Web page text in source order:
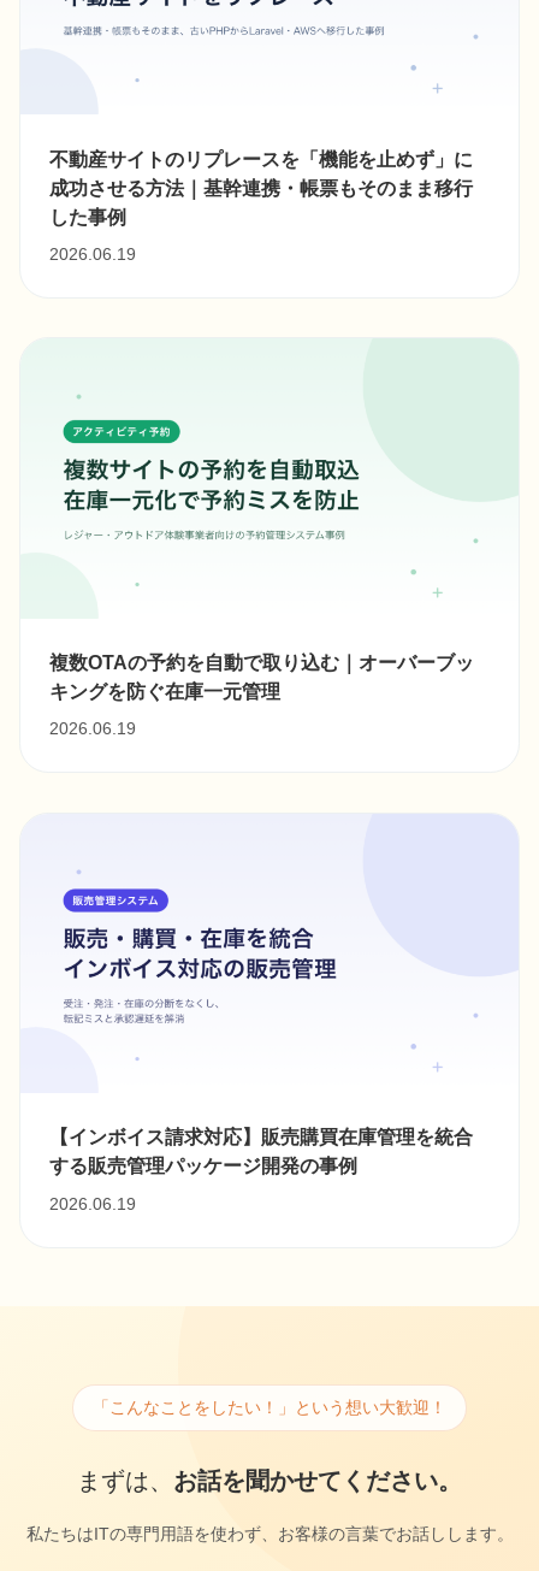
不動産サイトのリプレースを「機能を止めず」に
成功させる方法｜基幹連携・帳票もそのまま移行
した事例
2026.06.19
複数OTAの予約を自動で取り込む｜オーバーブッ
キングを防ぐ在庫一元管理
2026.06.19
【インボイス請求対応】販売購買在庫管理を統合
する販売管理パッケージ開発の事例
2026.06.19
「こんなことをしたい！」という想い大歓迎！
まずは、 お話を聞かせてください。
私たちはITの専門用語を使わず、お客様の言葉でお話しします。